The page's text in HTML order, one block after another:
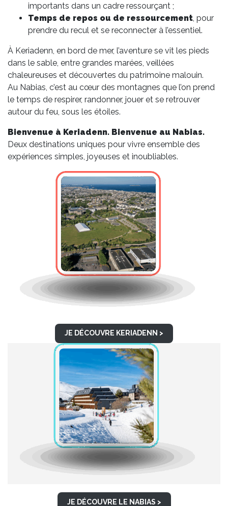
importants dans un cadre ressourçant ;
Temps de repos ou de ressourcement, pour
prendre du recul et se reconnecter à l’essentiel.
À Keriadenn, en bord de mer, l’aventure se vit les pieds
dans le sable, entre grandes marées, veillées
chaleureuses et découvertes du patrimoine malouin.
Au Nabias, c’est au cœur des montagnes que l’on prend
le temps de respirer, randonner, jouer et se retrouver
autour du feu, sous les étoiles.
Bienvenue à Keriadenn. Bienvenue au Nabias.
Deux destinations uniques pour vivre ensemble des
expériences simples, joyeuses et inoubliables.
JE DÉCOUVRE KERIADENN >
JE DÉCOUVRE LE NABIAS >